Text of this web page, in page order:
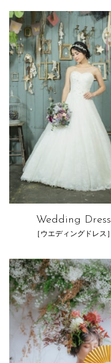
Wedding Dress
［ウエディングドレス］